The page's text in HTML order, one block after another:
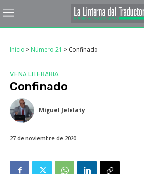
Inicio > Número 21 > Confinado
VENA LITERARIA
Confinado
Miguel Jelelaty
27 de noviembre de 2020